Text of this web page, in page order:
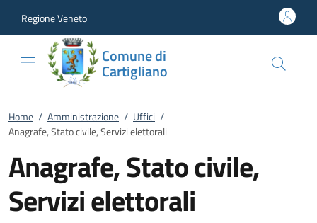
Regione Veneto
Comune di
Cartigliano
Home / Amministrazione / Uffici /
Anagrafe, Stato civile, Servizi elettorali
Anagrafe, Stato civile,
Servizi elettorali